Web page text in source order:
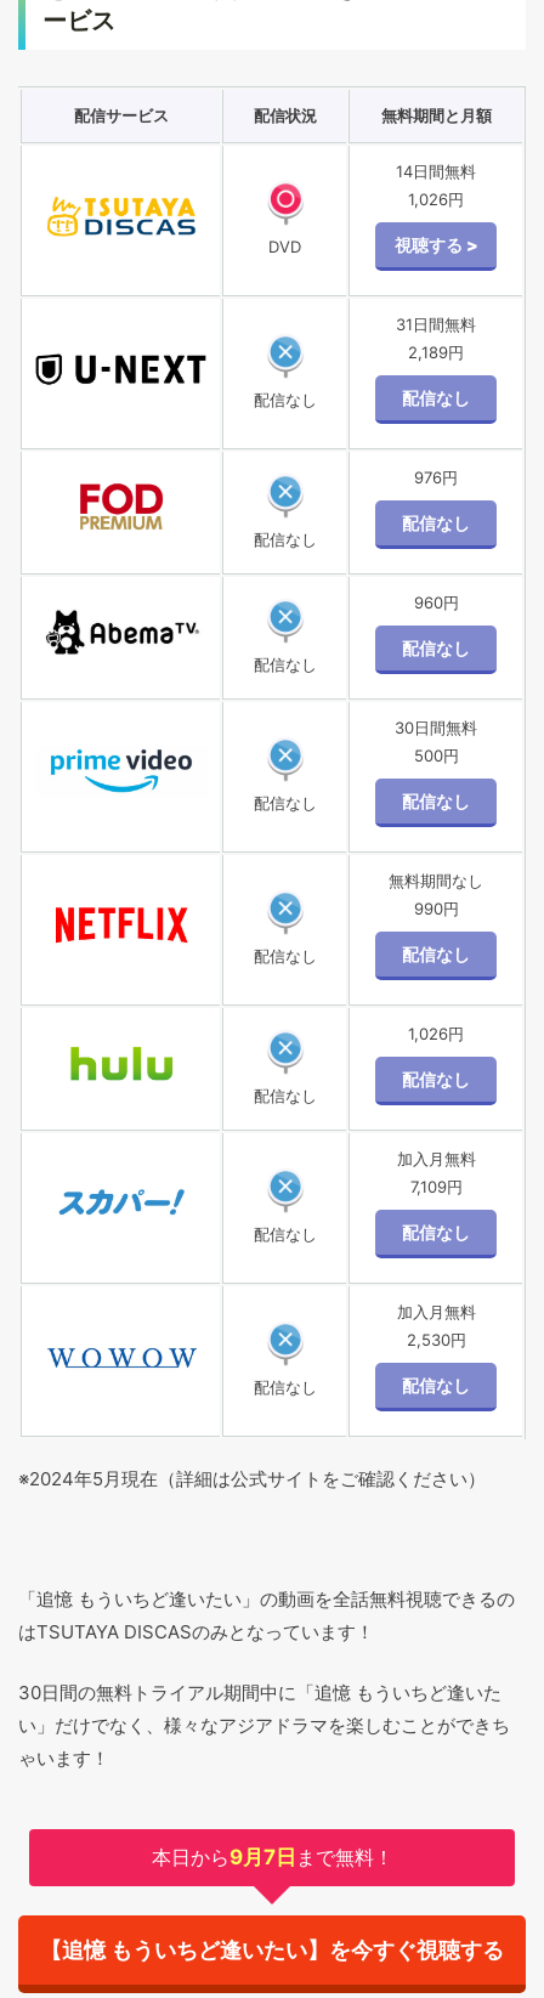
ービス
配信サービス 配信状況 無料期間と月額
DVD
14日間無料
1,026円
配信なし
31日間無料
2,189円
配信なし
976円
配信なし
960円
配信なし
30日間無料
500円
配信なし
無料期間なし
990円
配信なし
1,026円
配信なし
加入月無料
7,109円
配信なし
加入月無料
2,530円
※2024年5月現在（詳細は公式サイトをご確認ください）
「追憶 もういちど逢いたい」の動画を全話無料視聴できるの
はTSUTAYA DISCASのみとなっています！
30日間の無料トライアル期間中に「追憶 もういちど逢いた
い」だけでなく、様々なアジアドラマを楽しむことができち
ゃいます！
本日から9月7日 まで無料！
【追憶 もういちど逢いたい】を今すぐ視聴する